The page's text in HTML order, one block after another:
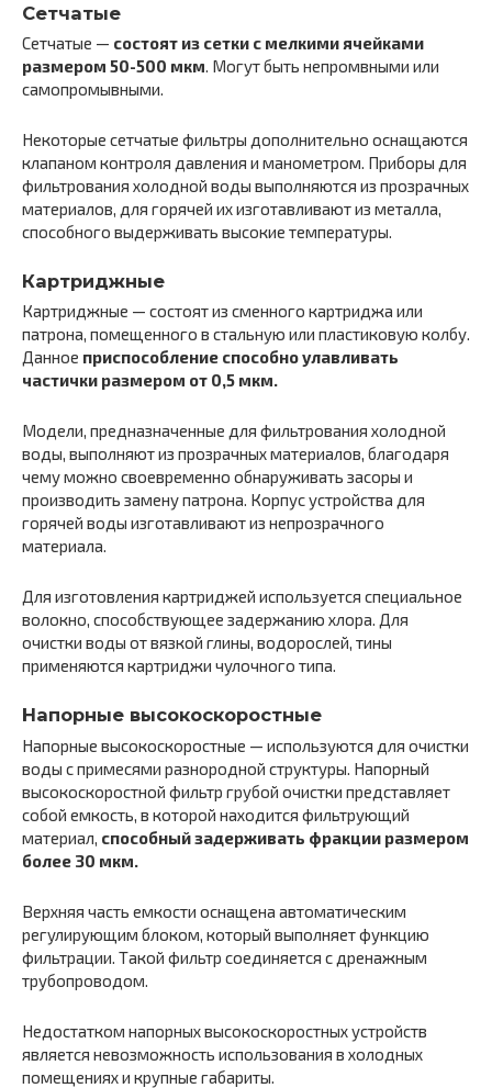
Сетчатые
Сетчатые — состоят из сетки с мелкими ячейками
размером 50-500 мкм. Могут быть непромвными или
самопромывными.
Некоторые сетчатые фильтры дополнительно оснащаются
клапаном контроля давления и манометром. Приборы для
фильтрования холодной воды выполняются из прозрачных
материалов, для горячей их изготавливают из металла,
способного выдерживать высокие температуры.
Картриджные
Картриджные — состоят из сменного картриджа или
патрона, помещенного в стальную или пластиковую колбу.
Данное приспособление способно улавливать
частички размером от 0,5 мкм.
Модели, предназначенные для фильтрования холодной
воды, выполняют из прозрачных материалов, благодаря
чему можно своевременно обнаруживать засоры и
производить замену патрона. Корпус устройства для
горячей воды изготавливают из непрозрачного
материала.
Для изготовления картриджей используется специальное
волокно, способствующее задержанию хлора. Для
очистки воды от вязкой глины, водорослей, тины
применяются картриджи чулочного типа.
Напорные высокоскоростные
Напорные высокоскоростные — используются для очистки
воды с примесями разнородной структуры. Напорный
высокоскоростной фильтр грубой очистки представляет
собой емкость, в которой находится фильтрующий
материал, способный задерживать фракции размером
более 30 мкм.
Верхняя часть емкости оснащена автоматическим
регулирующим блоком, который выполняет функцию
фильтрации. Такой фильтр соединяется с дренажным
трубопроводом.
Недостатком напорных высокоскоростных устройств
является невозможность использования в холодных
помещениях и крупные габариты.